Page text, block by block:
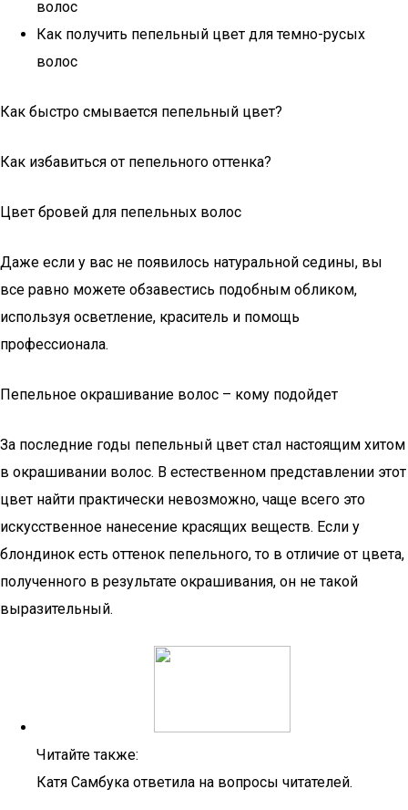
волос
Как получить пепельный цвет для темно-русых
волос
Как быстро смывается пепельный цвет?
Как избавиться от пепельного оттенка?
Цвет бровей для пепельных волос
Даже если у вас не появилось натуральной седины, вы
все равно можете обзавестись подобным обликом,
используя осветление, краситель и помощь
профессионала.
Пепельное окрашивание волос – кому подойдет
За последние годы пепельный цвет стал настоящим хитом
в окрашивании волос. В естественном представлении этот
цвет найти практически невозможно, чаще всего это
искусственное нанесение красящих веществ. Если у
блондинок есть оттенок пепельного, то в отличие от цвета,
полученного в результате окрашивания, он не такой
выразительный.
Читайте также:
Катя Самбука ответила на вопросы читателей.